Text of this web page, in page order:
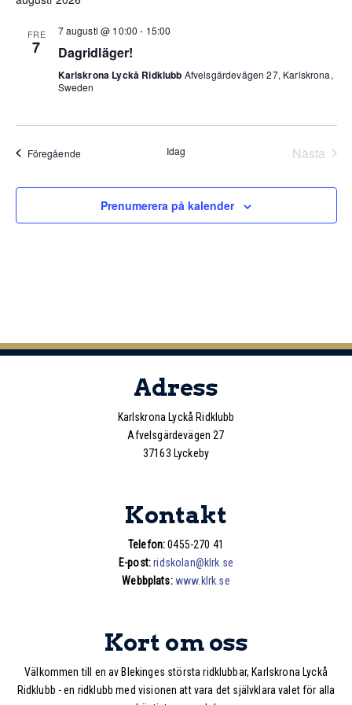
FRE
7
7 augusti @ 10:00 - 15:00
Dagridläger!
Karlskrona Lyckå Ridklubb Afvelsgärdevägen 27, Karlskrona,
Sweden
Föregående Idag
Nästa
Prenumerera på kalender
Adress
Karlskrona Lyckå Ridklubb
Afvelsgärdevägen 27
37163 Lyckeby
Kontakt
Telefon:0455-270 41
E-post: ridskolan@klrk.se
Webbplats:www.klrk.se
Kort om oss
Välkommen till en av Blekinges största ridklubbar, Karlskrona Lyckå
Ridklubb - en ridklubb med visionen att vara det självklara valet för alla